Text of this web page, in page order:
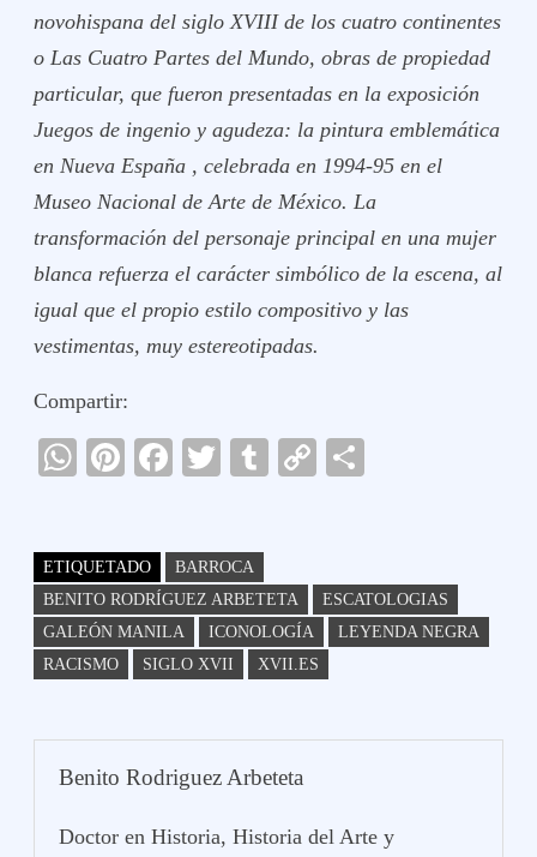
novohispana del siglo XVIII de los cuatro continentes
oLas Cuatro Partes del Mundo,obras de propiedad
particular, que fueron presentadas en la exposición
Juegos de ingenio y agudeza: la pintura emblemática
en Nueva España , celebrada en 1994-95 en el
Museo Nacional de Arte de México. La
transformación del personaje principal en una mujer
blanca refuerza el carácter simbólico de la escena, al
igual que el propio estilo compositivo y las
vestimentas, muy estereotipadas.
Compartir:
W
A
pp
Pi
es
t
Fa
ok
T
r
T
r
C
nk rti
r
ETIQUETADO
BARROCA
BENITO RODRÍGUEZ ARBETETA
ESCATOLOGIAS
GALEÓN MANILA
ICONOLOGÍA
LEYENDA NEGRA
RACISMO
SIGLO XVII XVII.ES
Benito Rodriguez Arbeteta
Doctor en Historia, Historia del Arte y